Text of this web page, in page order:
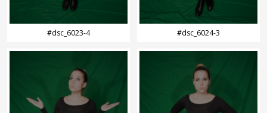
#dsc_6023-4 #dsc_6024-3